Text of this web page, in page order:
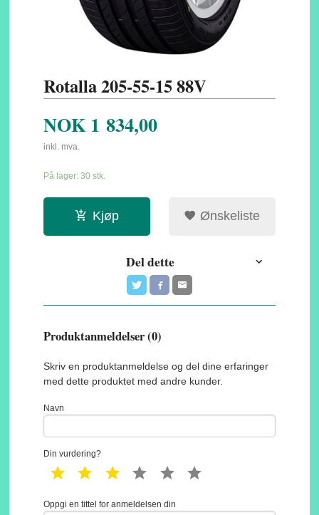
Rotalla 205-55-15 88V
NOK 1 834,00
inkl. mva.
På lager: 30 stk.
Kjøp Ønskeliste
Del dette
Produktanmeldelser (0)
Skriv en produktanmeldelse og del dine erfaringer
med dette produktet med andre kunder.
Navn
Din vurdering?
1 star 2 star 3 star 4 star 5 star
Oppgi en tittel for anmeldelsen din